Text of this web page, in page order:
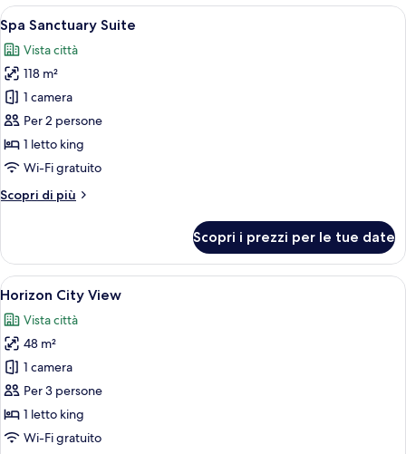
Apri
tutte
le
foto
per
Spa
Sanctuary
Suite
Una camera d'albergo con un letto
7
Spa Sanctuary Suite
Vista città
118 m²
1 camera
Per 2 persone
1 letto king
Wi-Fi gratuito
Scopri di più
Altri
Sanctuary
Suite
Scopri i prezzi per le tue date
Apri
tutte
le
foto
per
Horizon
City
View
Biancheria in cotone egiziano,
8
Horizon City View
Vista città
48 m²
1 camera
Per 3 persone
1 letto king
Wi-Fi gratuito